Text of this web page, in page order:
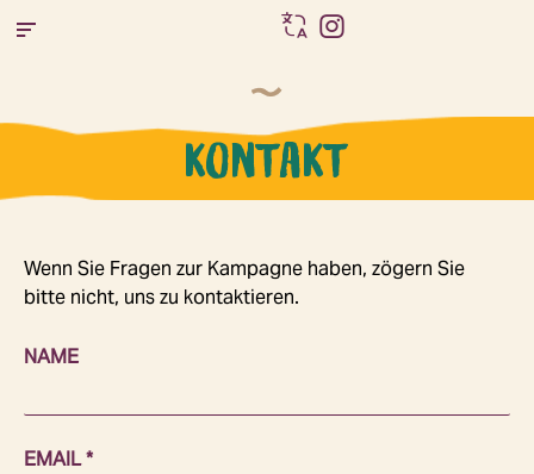
Inhalt
KONTAKT
Wenn Sie Fragen zur Kampagne haben, zögern Sie
bitte nicht, uns zu kontaktieren.
NAME
EMAIL *